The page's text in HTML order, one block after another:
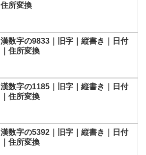
住所変換
漢数字の9833｜旧字｜縦書き｜日付
｜住所変換
漢数字の1185｜旧字｜縦書き｜日付
｜住所変換
漢数字の5392｜旧字｜縦書き｜日付
｜住所変換